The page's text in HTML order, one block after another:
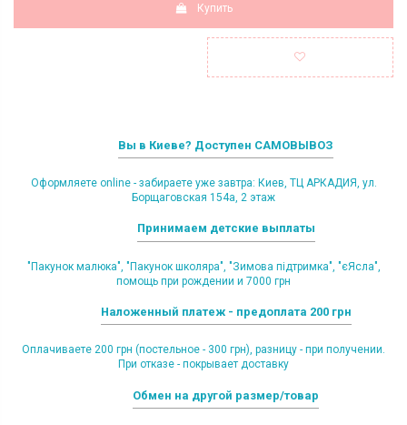
Купить
Вы в Киеве? Доступен САМОВЫВОЗ
Оформляете online - забираете уже завтра: Киев, ТЦ АРКАДИЯ, ул.
Борщаговская 154а, 2 этаж
Принимаем детские выплаты
"Пакунок малюка", "Пакунок школяра", "Зимова підтримка", "єЯсла",
помощь при рождении и 7000 грн
Наложенный платеж - предоплата 200 грн
Оплачиваете 200 грн (постельное - 300 грн), разницу - при получении.
При отказе - покрывает доставку
Обмен на другой размер/товар